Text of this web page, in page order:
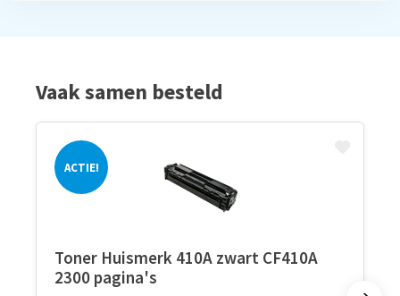
Vaak samen besteld
ACTIE!
Toner Huismerk 410A zwart CF410A
2300 pagina's